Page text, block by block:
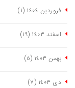
فروردین ١٤٠٤ (١)
اسفند ١٤٠٣ (١٩)
بهمن ١٤٠٣ (٥)
دی ١٤٠٣ (٧)